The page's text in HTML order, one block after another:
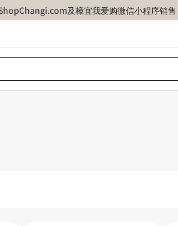
及樟宜我爱购微信小程序销售